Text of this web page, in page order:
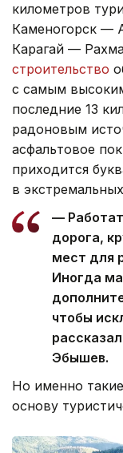
километров
Каменогорск —
Карагай —
строительство
с самым
последние 13
радоновым
асфальтовое
приходится
в
—
дорога,
мест для
Иногда
чтобы
Эбышев.
Но именно
основу